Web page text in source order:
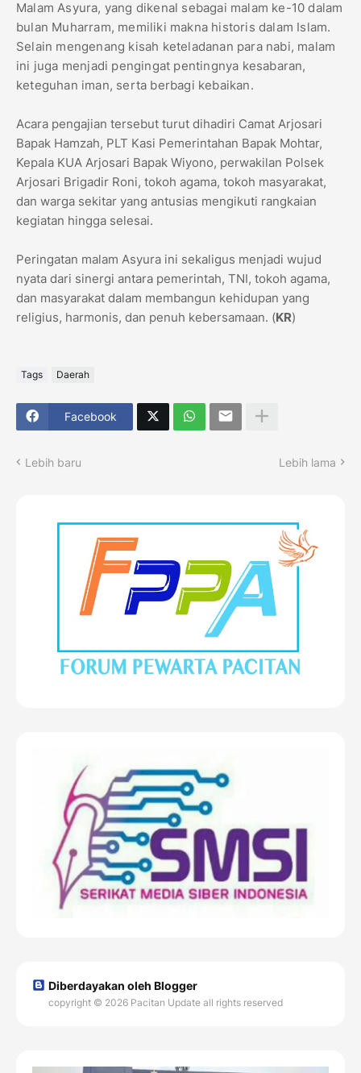
Malam Asyura, yang dikenal sebagai malam ke-10 dalam
bulan Muharram, memiliki makna historis dalam Islam.
Selain mengenang kisah keteladanan para nabi, malam
ini juga menjadi pengingat pentingnya kesabaran,
keteguhan iman, serta berbagi kebaikan.
Acara pengajian tersebut turut dihadiri Camat Arjosari
Bapak Hamzah, PLT Kasi Pemerintahan Bapak Mohtar,
Kepala KUA Arjosari Bapak Wiyono, perwakilan Polsek
Arjosari Brigadir Roni, tokoh agama, tokoh masyarakat,
dan warga sekitar yang antusias mengikuti rangkaian
kegiatan hingga selesai.
Peringatan malam Asyura ini sekaligus menjadi wujud
nyata dari sinergi antara pemerintah, TNI, tokoh agama,
dan masyarakat dalam membangun kehidupan yang
religius, harmonis, dan penuh kebersamaan. (KR)
Tags Daerah
Facebook
Lebih baru Lebih lama
Diberdayakan oleh Blogger
copyright © 2026 Pacitan Update all rights reserved